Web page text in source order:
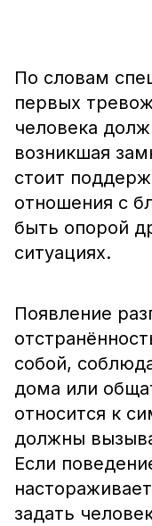
По словам
первых
человека
возникшая
стоит
отношения с
быть опорой
ситуациях.
Появление
собой,
дома или
относится к
должны
Если
задать